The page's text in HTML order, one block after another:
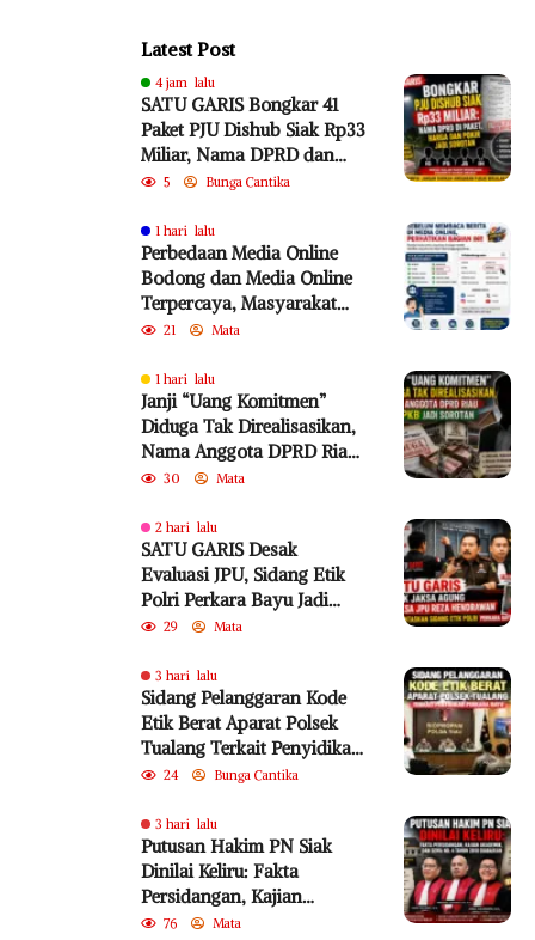
Latest Post
4 jam lalu
SATU GARIS Bongkar 41
Paket PJU Dishub Siak Rp33
Miliar, Nama DPRD dan
Harga Satuan
5 Bunga Cantika
1 hari lalu
Perbedaan Media Online
Bodong dan Media Online
Terpercaya, Masyarakat
Diminta Lebih Cermat
21 Mata
1 hari lalu
Janji “Uang Komitmen”
Diduga Tak Direalisasikan,
Nama Anggota DPRD Riau
dari PKB Jadi Sorotan
30 Mata
2 hari lalu
SATU GARIS Desak
Evaluasi JPU, Sidang Etik
Polri Perkara Bayu Jadi
Sorotan
29 Mata
3 hari lalu
Sidang Pelanggaran Kode
Etik Berat Aparat Polsek
Tualang Terkait Penyidikan
Perkara Bayu
24 Bunga Cantika
3 hari lalu
Putusan Hakim PN Siak
Dinilai Keliru: Fakta
Persidangan, Kajian
Akademik, dan SEMA No. 4
76 Mata